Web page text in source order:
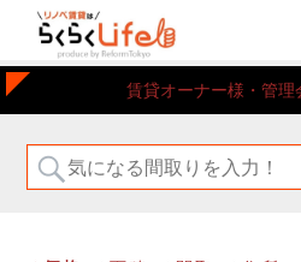
ノ
ベ
賃
元
近
郊
賃貸オーナー様・管理